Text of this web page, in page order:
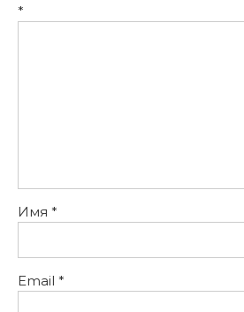
*
Имя *
Email *